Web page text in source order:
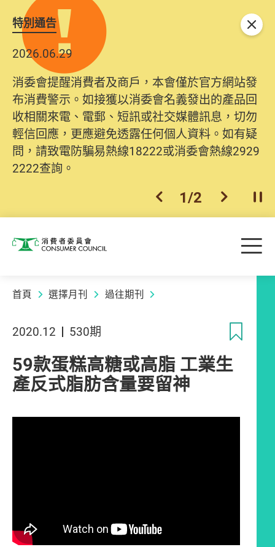
特別通告
2026.06.29
消委會提醒消費者及商戶，本會僅於官方網站發
布消費警示。如接獲以消委會名義發出的產品回
收相關來電、電郵、短訊或社交媒體訊息，切勿
輕信回應，更應避免透露任何個人資料。如有疑
問，請致電防騙易熱線18222或消委會熱線2929
2222查詢。
上一個
1/2 下一個開
關閉
消費者委員會 目
首頁 選擇月刊 過往期刊
2020.12 530期
59款蛋糕高糖或高脂 工業生
產反式脂肪含量要留神